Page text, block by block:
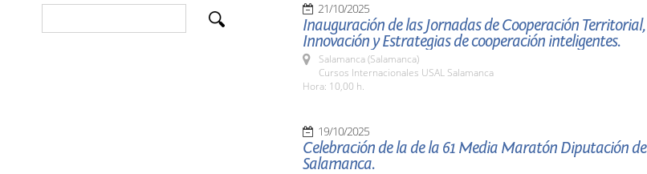
21/10/2025
Inauguración de las Jornadas de Cooperación Territorial,
Innovación y Estrategias de cooperación inteligentes.
Salamanca (Salamanca)
Cursos Internacionales USAL Salamanca
Hora: 10,00 h.
19/10/2025
Celebración de la de la 61 Media Maratón Diputación de
Salamanca.